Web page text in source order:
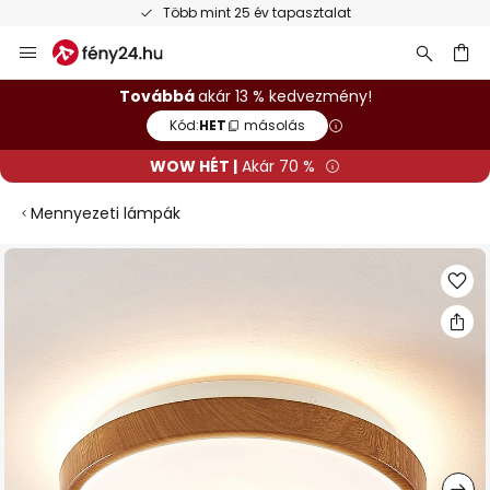
Több mint 25 év tapasztalat
Ugrás
a
tartalomhozTovábbáakár 13 % kedvezmény!
Kód:HET másolás
WOW HÉT | Akár 70 %
Mennyezeti lámpák
Ugrás